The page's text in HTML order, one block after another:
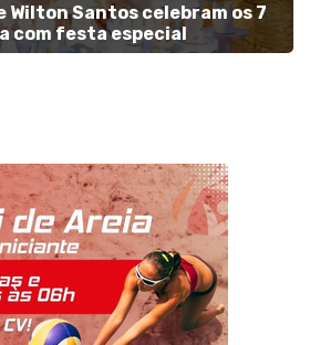
Wilton Santos celebram os 7
com festa especial